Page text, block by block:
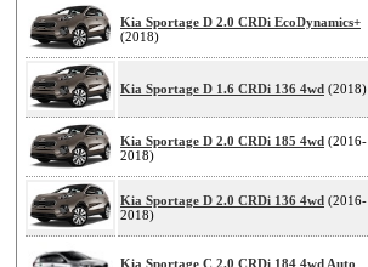
Kia Sportage D 2.0 CRDi EcoDynamics+
(2018)
Kia Sportage D 1.6 CRDi 136 4wd (2018)
Kia Sportage D 2.0 CRDi 185 4wd (2016-
2018)
Kia Sportage D 2.0 CRDi 136 4wd (2016-
2018)
Kia Sportage C 2.0 CRDi 184 4wd Auto